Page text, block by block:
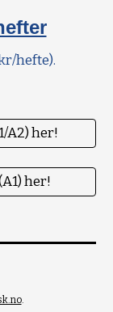
hefte).
A2) her!
her!
.